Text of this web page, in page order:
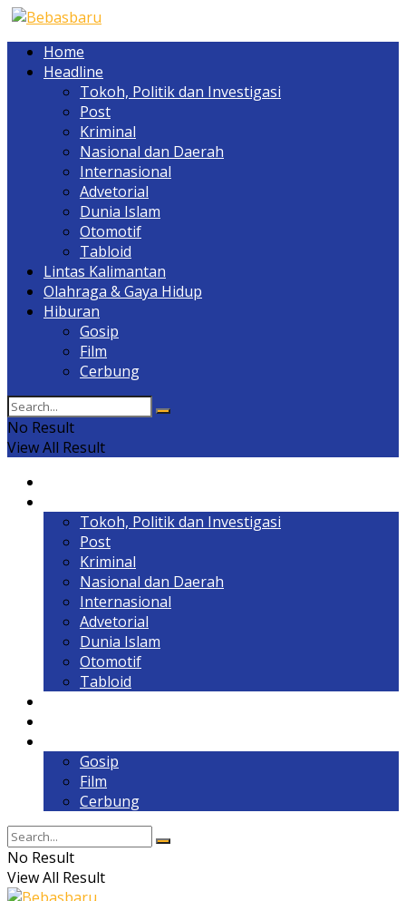
Home
Headline
Tokoh, Politik dan Investigasi
Post
Kriminal
Nasional dan Daerah
Internasional
Advetorial
Dunia Islam
Otomotif
Tabloid
Lintas Kalimantan
Olahraga & Gaya Hidup
Hiburan
Gosip
Film
Cerbung
No Result
View All Result
Tokoh, Politik dan Investigasi
Post
Kriminal
Nasional dan Daerah
Internasional
Advetorial
Dunia Islam
Otomotif
Tabloid
Gosip
Film
Cerbung
No Result
View All Result